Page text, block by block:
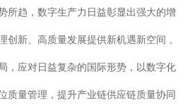
所趋，数字生产力日益彰显出强大的增
创新、高质量发展提供新机遇新空间 。
，应对日益复杂的国际形势，以数字化
质量管理，提升产业链供应链质量协同